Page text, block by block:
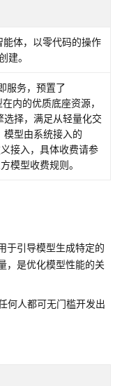
体，以零代码的操作
建。
服务，预置了
内的优质底座资源，
择，满足从轻量化交
模型由系统接入的
接入，具体收费请参
模型收费规则。
于引导模型生成特定的
，是优化模型性能的关
何人都可无门槛开发出